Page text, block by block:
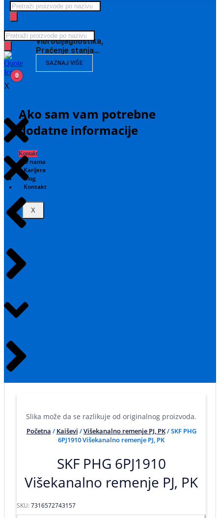
Vibrodijagnostika,
Praćenje stanja…
SAZNAJ VIŠE
Ako sam vam potrebne
dodatne informacije
Kontakt
O nama
Karijera
Blog
Kontakt
X
Products
search
Products
search
0
X
Slika može da se razlikuje od originalnog proizvoda.
Početna / Kaiševi /Višekanalno remenje PJ, PK/ SKF PHG
6PJ1910 Višekanalno remenje PJ, PK
SKF PHG 6PJ1910
Višekanalno remenje PJ, PK
SKU:7316572743157